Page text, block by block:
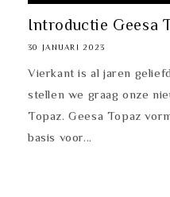
Introductie Geesa
30 JANUARI 2023
Vierkant is al jaren
stellen we graag onze
Topaz. Geesa Topaz
basis voor...